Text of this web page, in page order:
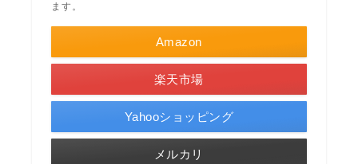
ます。
Amazon
楽天市場
Yahooショッピング
メルカリ